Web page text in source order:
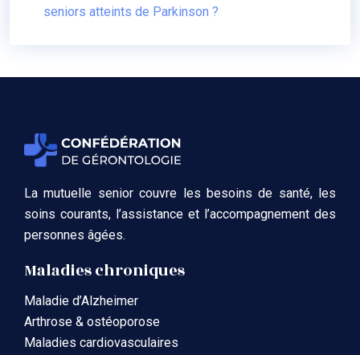
seniors atteints de Parkinson ?
La mutuelle senior couvre les besoins de santé, les
soins courants, l’assistance et l’accompagnement des
personnes âgées.
Maladies chroniques
Maladie d’Alzheimer
Arthrose & ostéoporose
Maladies cardiovasculaires